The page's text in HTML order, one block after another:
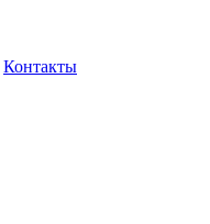
Контакты